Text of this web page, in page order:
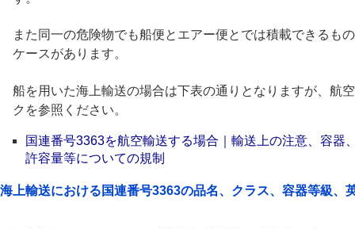
また同一の危険物でも船便とエアー便とでは積載できるも
ケースがあります。
船を用いた海上輸送の場合は下表の通りとなりますが、航
クを参照ください。
国連番号3363を航空輸送する場合｜輸送上の注意、容器
許容量等についての規制
海上輸送における国連番号3363の品名、クラス、容器等級、